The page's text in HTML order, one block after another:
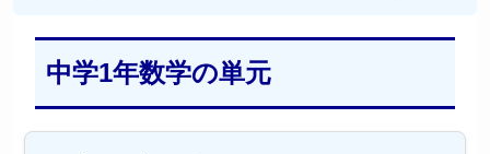
中学1年数学の単元